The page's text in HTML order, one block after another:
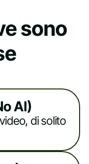
sono
AI)
di solito